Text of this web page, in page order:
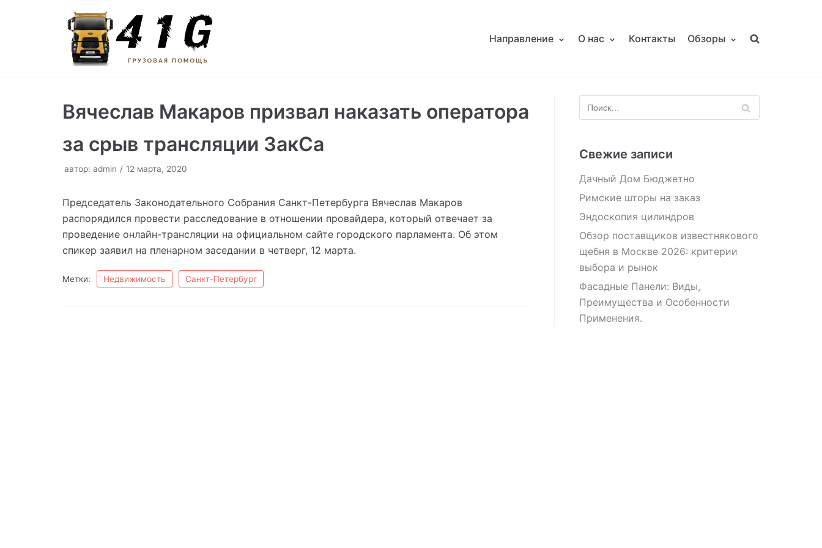
содержимому
Направление О нас Контакты Обзоры
Вячеслав Макаров призвал наказать оператора
за срыв трансляции ЗакСа
автор: admin 12 марта, 2020
Председатель Законодательного Собрания Санкт-Петербурга Вячеслав Макаров
распорядился провести расследование в отношении провайдера, который отвечает за
проведение онлайн-трансляции на официальном сайте городского парламента. Об этом
спикер заявил на пленарном заседании в четверг, 12 марта.
Метки: Недвижимость Санкт-Петербург
Свежие записи
Дачный Дом Бюджетно
Римские шторы на заказ
Эндоскопия цилиндров
Обзор поставщиков известнякового
щебня в Москве 2026: критерии
выбора и рынок
Фасадные Панели: Виды,
Преимущества и Особенности
Применения.